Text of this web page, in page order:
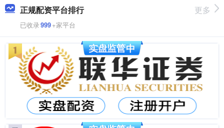
正规配资平台排行
已收录999+家平台
更多